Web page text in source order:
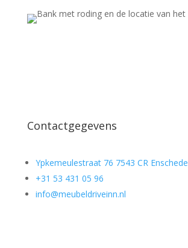
Contactgegevens
Ypkemeulestraat 76 7543 CR Enschede
+31 53 431 05 96
info@meubeldriveinn.nl